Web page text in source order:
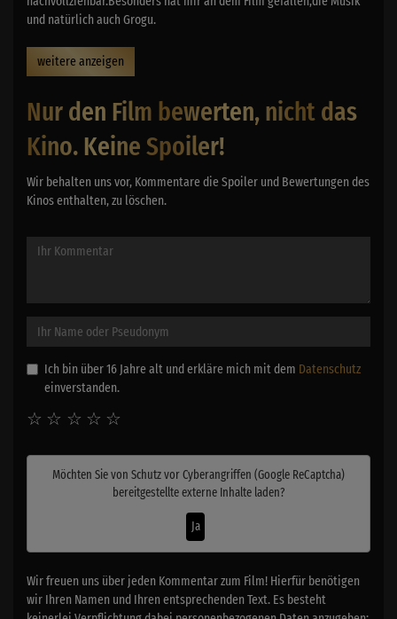
und natürlich auch Grogu.
weitere anzeigen
Nur den Film bewerten, nicht das
Kino. Keine Spoiler!
Wir behalten uns vor, Kommentare die Spoiler und Bewertungen des
Kinos enthalten, zu löschen.
Ich bin über 16 Jahre alt und erkläre mich mit dem Datenschutz
einverstanden.
☆
☆
☆
☆
☆
Möchten Sie von Schutz vor Cyberangriffen (Google ReCaptcha)
bereitgestellte externe Inhalte laden?
Ja
Wir freuen uns über jeden Kommentar zum Film! Hierfür benötigen
wir Ihren Namen und Ihren entsprechenden Text. Es besteht